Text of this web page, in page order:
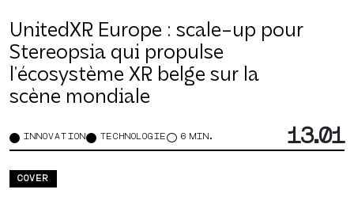
UnitedXR Europe : scale-up pour
Stereopsia qui propulse
l’écosystème XR belge sur la
scène mondiale
INNOVATION TECHNOLOGIE 6 MIN. 13.01
COVER